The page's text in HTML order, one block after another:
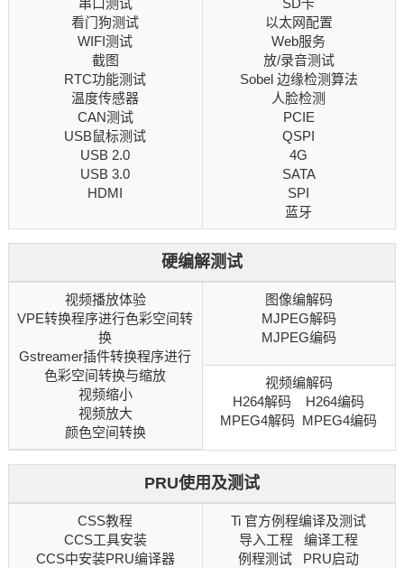
串口测试
看门狗测试
WIFI测试
截图
RTC功能测试
温度传感器
CAN测试
USB鼠标测试
USB 2.0
USB 3.0
HDMI
SD卡
以太网配置
Web服务
放/录音测试
Sobel 边缘检测算法
人脸检测
PCIE
QSPI
4G
SATA
SPI
蓝牙
硬编解测试
视频播放体验
VPE转换程序进行色彩空间转
换
Gstreamer插件转换程序进行
色彩空间转换与缩放
视频缩小
视频放大
颜色空间转换
图像编解码
MJPEG解码
MJPEG编码
视频编解码
H264解码 H264编码
MPEG4解码 MPEG4编码
PRU使用及测试
CSS教程
CCS工具安装
CCS中安装PRU编译器
Ti 官方例程编译及测试
导入工程 编译工程
例程测试 PRU启动